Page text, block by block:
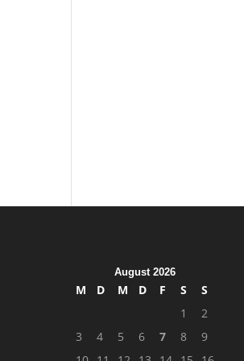
August 2026
M D M D F S
S
1
2
3
4 5 6 7 8
9